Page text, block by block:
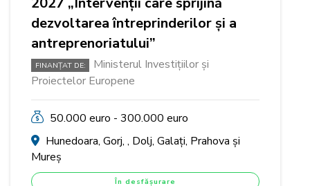
dezvoltarea întreprinderilor și a
antreprenoriatului”
FINANȚAT DE:
Ministerul Investițiilor și
Proiectelor Europene
50.000 euro - 300.000 euro
Hunedoara, Gorj, , Dolj, Galați, Prahova și
Mureș
În desfășurare